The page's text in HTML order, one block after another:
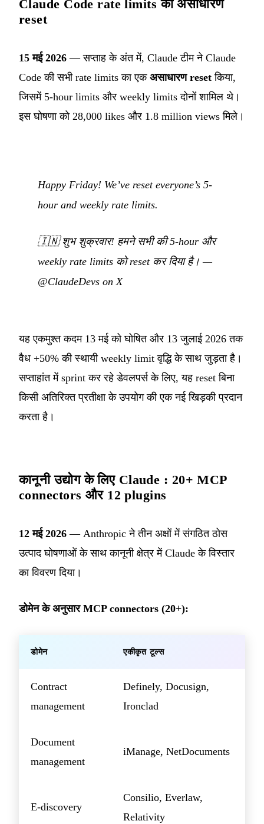
Claude Code rate limits का असाधारण
reset
15 मई 2026 — सप्ताह के अंत में, Claude टीम ने Claude
Code की सभी rate limits का एक असाधारण reset किया,
जिसमें 5-hour limits और weekly limits दोनों शामिल थे।
इस घोषणा को 28,000 likes और 1.8 million views मिले।
Happy Friday! We’ve reset everyone’s 5-
hour and weekly rate limits.
🇮🇳शुभ शुक्रवार! हमने सभी की 5-hour और
weekly rate limits को reset कर दिया है। —
@ClaudeDevs on X
यह एकमुश्त कदम 13 मई को घोषित और 13 जुलाई 2026 तक
वैध +50% की स्थायी weekly limit वृद्धि के साथ जुड़ता है।
सप्ताहांत में sprint कर रहे डेवलपर्स के लिए, यह reset बिना
किसी अतिरिक्त प्रतीक्षा के उपयोग की एक नई खिड़की प्रदान
करता है।
कानूनी उद्योग के लिए Claude : 20+ MCP
connectors और 12 plugins
12 मई 2026 — Anthropic ने तीन अक्षों में संगठित ठोस
उत्पाद घोषणाओं के साथ कानूनी क्षेत्र में Claude के विस्तार
का विवरण दिया।
डोमेन के अनुसार MCP connectors (20+):
डोमेन एकीकृत टूल्स
Contract
management
Definely, Docusign,
Ironclad
Document
management
iManage, NetDocuments
E-discovery
Consilio, Everlaw,
Relativity